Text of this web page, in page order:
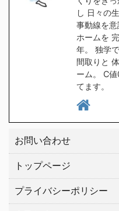
1時間程スマホをポチポ
チして探した所、大手ブ
ランドの中から２つ見つ
けましたので、皆さんに
もご紹介したい ...
し 日々の
事動線を
ホームを
年。 独学
間取りと
ーム。 C
てます。
お問い合わせ
トップページ
プライバシーポリシー